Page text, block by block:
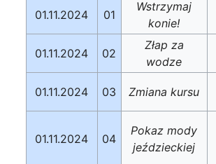
01.11.2024 01
Wstrzymaj
konie!
01.11.2024 02
Złap za
wodze
01.11.2024 03 Zmiana kursu
01.11.2024 04
Pokaz mody
jeździeckiej